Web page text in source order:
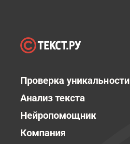
Проверка уникальности
Анализ текста
Нейропомощник
Компания